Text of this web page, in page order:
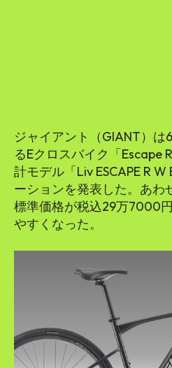
ジャイアント（GIANT）は
るEクロスバイク「Escape
計モデル「Liv ESCAPE R
ーションを発表した。あわ
標準価格が税込29万7000
やすくなった。